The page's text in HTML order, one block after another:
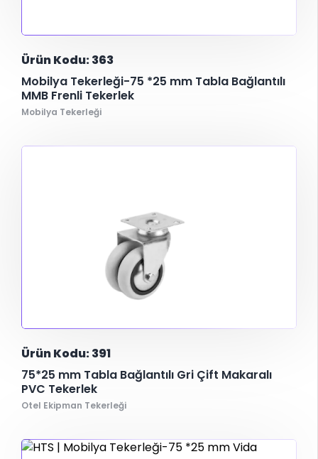
Ürün Kodu: 363
Mobilya Tekerleği-75 *25 mm Tabla Bağlantılı
MMB Frenli Tekerlek
Mobilya Tekerleği
Ürün Kodu: 391
75*25 mm Tabla Bağlantılı Gri Çift Makaralı
PVC Tekerlek
Otel Ekipman Tekerleği